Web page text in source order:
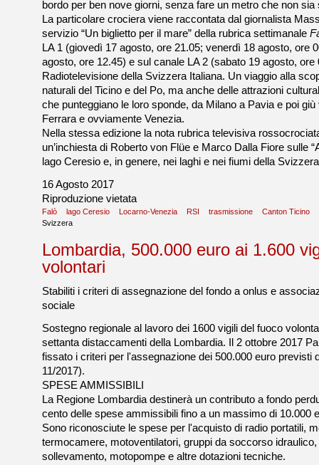
bordo per ben nove giorni, senza fare un metro che non sia
La particolare crociera viene raccontata dal giornalista
servizio “Un biglietto per il mare” della rubrica settimanale
LA 1 (giovedì 17 agosto, ore 21.05; venerdì 18 agosto, ore
agosto, ore 12.45) e sul canale LA 2 (sabato 19 agosto, ore
Radiotelevisione della Svizzera Italiana. Un viaggio alla
naturali del Ticino e del Po, ma anche delle attrazioni
che punteggiano le loro sponde, da Milano a Pavia e poi
Ferrara e ovviamente Venezia.
Nella stessa edizione la nota rubrica televisiva
un’inchiesta di Roberto von Flüe e Marco Dalla Fiore sulle
lago Ceresio e, in genere, nei laghi e nei fiumi della
16 Agosto 2017
Riproduzione vietata
Falò lago Ceresio Locarno-Venezia RSI trasmissione
Canton Ticino
Svizzera
Lombardia, 500.000 euro ai 1.600
volontari
Stabiliti i criteri di assegnazione del fondo a onlus e
sociale
Sostegno regionale al lavoro dei 1600 vigili del fuoco
settanta distaccamenti della Lombardia. Il 2 ottobre 2017
fissato i criteri per l'assegnazione dei 500.000 euro previsti
11/2017).
SPESE AMMISSIBILI
La Regione Lombardia destinerà un contributo a fondo
cento delle spese ammissibili fino a un massimo di 10.000
Sono riconosciute le spese per l'acquisto di radio portatili,
termocamere, motoventilatori, gruppi da soccorso
sollevamento, motopompe e altre dotazioni tecniche.